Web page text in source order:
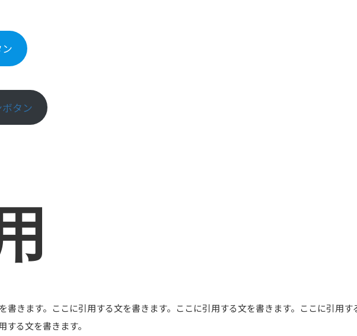
タン
書きます。ここに引用する文を書きます。ここに引用する文を書きます。ここに引用
する文を書きます。